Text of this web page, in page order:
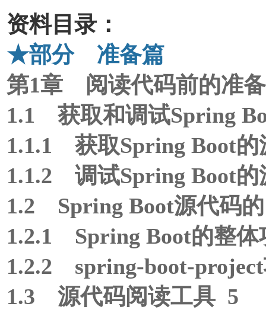
资料目录：
★部分 准备篇
第1章 阅读代码前的准
1.1 获取和调试Spring
1.1.1 获取Spring Boot
1.1.2 调试Spring Boot
1.2 Spring Boot源代码
1.2.1 Spring Boot的整
1.2.2 spring-boot-
1.3 源代码阅读工具 5